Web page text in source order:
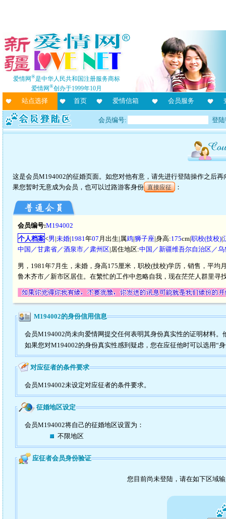
爱情网®是中华人民共和国注册服务商标
爱情网®创办于1999年10月
站点选择 首页 爱情信箱 会员服务
会员编号: 登
这是会员M194002的征婚页面。如您对他有意，请先进行登陆操作之后
果您暂时无意成为会员，也可以过路游客身份 直接应征 ：
会员编号:M194002
个人档案<男|未婚|1981年07 月出生|属鸡|狮子座|身高:175cm|职校(技校)|
中国／甘肃省／酒泉市／肃州区|居住地区:中国／新疆维吾尔自治区／
男，1981年7月生，未婚，身高175厘米，职校(技校)学历，销售，平
鲁木齐市／新市区居住。在繁忙的工作中忽略自我，现在茫茫人群里寻
M194002的身份信用信息
会员M194002尚未向爱情网提交任何表明其身份真实性的证明材料。
如果您对M194002的身份真实性感到疑虑，您在应征他时可以选用“
对应征者的条件要求
会员M194002未设定对应征者的条件要求。
征婚地区设定
会员M194002将自己的征婚地区设置为：
不限地区
应征者会员身份验证
您目前尚未登陆，请在如下区域